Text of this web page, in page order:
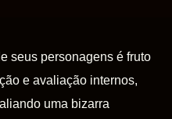
seus personagens é fruto
e avaliação internos,
uma bizarra